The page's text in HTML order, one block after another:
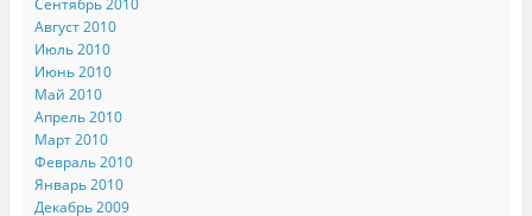
Август 2010
Июль 2010
Июнь 2010
Май 2010
Апрель 2010
Март 2010
Февраль 2010
Январь 2010
Декабрь 2009